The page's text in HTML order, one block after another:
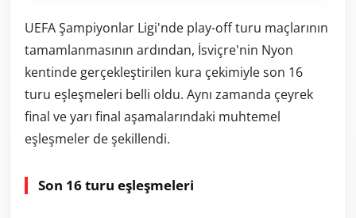
UEFA Şampiyonlar Ligi'nde play-off turu maçlarının
tamamlanmasının ardından, İsviçre'nin Nyon
kentinde gerçekleştirilen kura çekimiyle son 16
turu eşleşmeleri belli oldu. Aynı zamanda çeyrek
final ve yarı final aşamalarındaki muhtemel
eşleşmeler de şekillendi.
Son 16 turu eşleşmeleri